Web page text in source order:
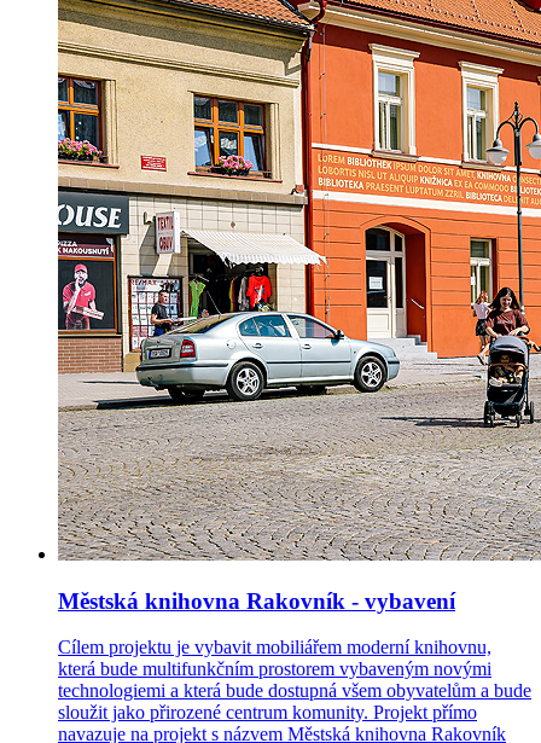
Městská knihovna Rakovník - vybavení
Cílem projektu je vybavit mobiliářem moderní knihovnu,
která bude multifunkčním prostorem vybaveným novými
technologiemi a která bude dostupná všem obyvatelům a bude
sloužit jako přirozené centrum komunity. Projekt přímo
navazuje na projekt s názvem Městská knihovna Rakovník